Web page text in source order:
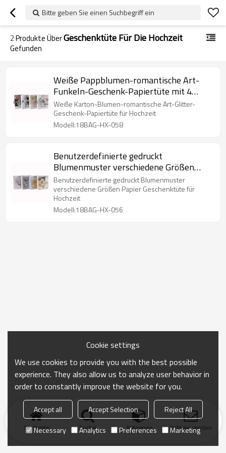
Bitte geben Sie einen Suchbegriff ein
2Produkte ÜberGeschenktüte Für Die Hochzeit
Gefunden
Weiße Pappblumen-romantische Art-
Funkeln-Geschenk-Papiertüte mit 4
Entwürfen sortierte in der Tongle-
Verpackung
Weiße Karton-Blumen-romantische Art-Glitter-
Geschenk-Papiertüte für Hochzeit
Modell:18BAG-HX-058
Benutzerdefinierte gedruckt
Blumenmuster verschiedene Größen
Papier Geschenktüte mit 4 Designs in
Tongle Verpackung sortiert
Benutzerdefinierte gedruckt Blumenmuster
verschiedene Größen Papier Geschenktüte für
Hochzeit
Modell:18BAG-HX-056
Startseite Suche Kategorie Anfrage senden
Cookie settings
We use cookies to provide you with the best possible
experience. They also allow us to analyze user behavior in
order to constantly improve the website for you.
Accept all Accept Selection
Reject All
Necessary
Analytics Preferences Marketing